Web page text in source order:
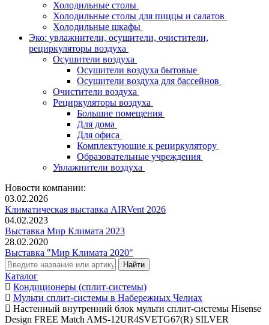
Холодильные столы
Холодильные столы для пиццы и салатов
Холодильные шкафы
Эко: увлажнители, осушители, очистители,
рециркуляторы воздуха
Осушители воздуха
Осушители воздуха бытовые
Осушители воздуха для бассейнов
Очистители воздуха
Рециркуляторы воздуха
Большие помещения
Для дома
Для офиса
Комплектующие к рециркулятору
Образовательные учреждения
Увлажнители воздуха
Новости компании:
03.02.2026
Климатическая выставка AIRVent 2026
04.02.2023
Выставка Мир Климата 2023
28.02.2020
Выставка "Мир Климата 2020"
Каталог
Кондиционеры (сплит-системы)
Мульти сплит-системы в Набережных Челнах
Настенный внутренний блок мульти сплит-системы Hisense
Design FREE Match AMS-12UR4SVETG67(R) SILVER